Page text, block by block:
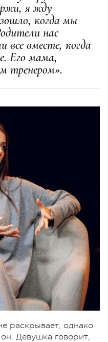
я жду
когда мы
нас
все вместе, когда
Его мама,
тренером».
раскрывает, однако
Девушка говорит,